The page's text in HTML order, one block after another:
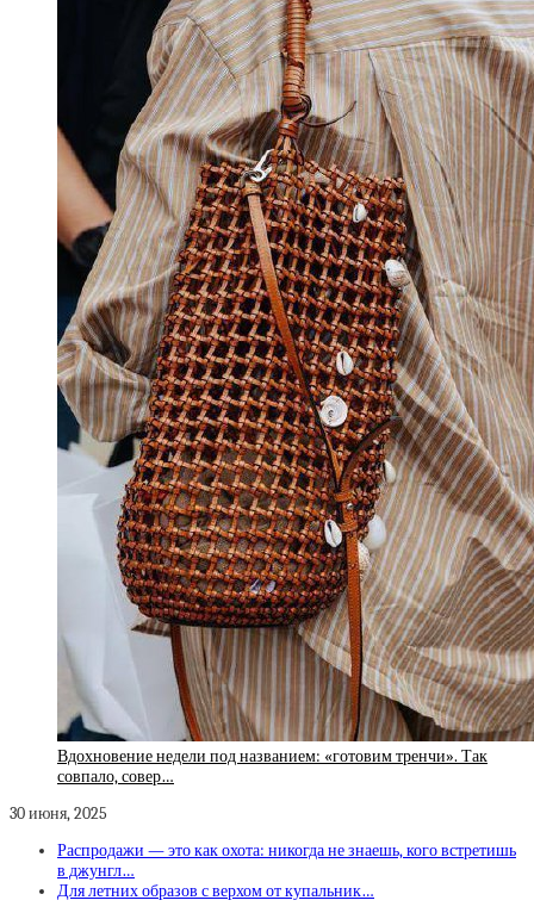
Вдохновение недели под названием: «готовим тренчи». Так
совпало, совер…
30 июня, 2025
Распродажи — это как охота: никогда не знаешь, кого встретишь
в джунгл…
Для летних образов с верхом от купальник…